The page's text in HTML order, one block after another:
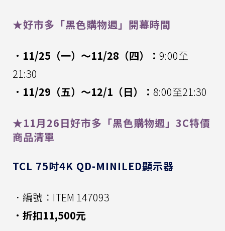
★好市多「黑色購物週」開幕時間
．11/25（一）～11/28（四）： 9:00至
21:30
．11/29（五）～12/1（日）： 8:00至21:30
★11月26日好市多「黑色購物週」3C特價
商品清單
TCL 75吋4K QD-MINILED顯示器
．編號：ITEM 147093
．折扣11,500元